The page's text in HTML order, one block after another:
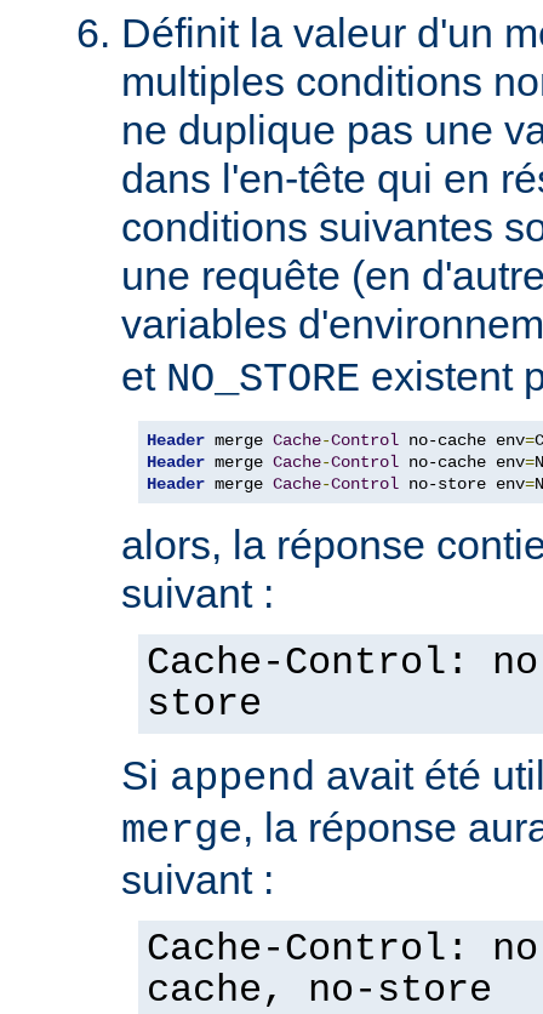
Définit la valeur d'un
multiples conditions
ne duplique pas une
dans l'en-tête qui en
conditions suivantes
une requête (en
variables
et NO_STORE existent
Header merge Cache-Control no-cache env=
Header merge Cache-Control no-cache env=
Header merge Cache-Control no-store env=
alors, la réponse
suivant :
Cache-Control:
store
Si append avait été
merge, la réponse
suivant :
Cache-Control:
cache, no-store